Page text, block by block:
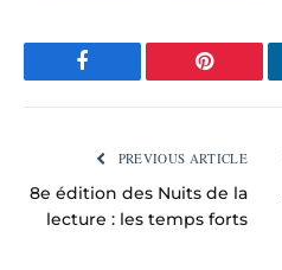
Facebook Pinterest
PREVIOUS ARTICLE
8e édition des Nuits de la
lecture : les temps forts